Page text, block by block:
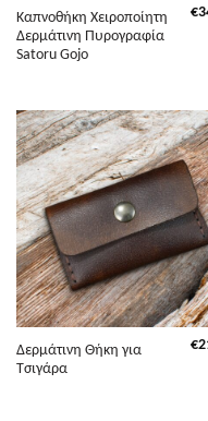
Καπνοθήκη Χειροποίητη
Δερμάτινη Πυρογραφία
Satoru Gojo
€
Δερμάτινη Θήκη για
Τσιγάρα
€